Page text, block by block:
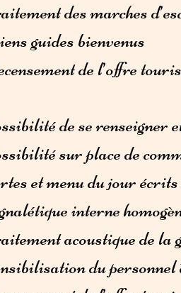
des marches
guides bienvenus
de l’offre
de se renseigner
sur place de
et menu du jour écrits
interne
acoustique de la
du personnel